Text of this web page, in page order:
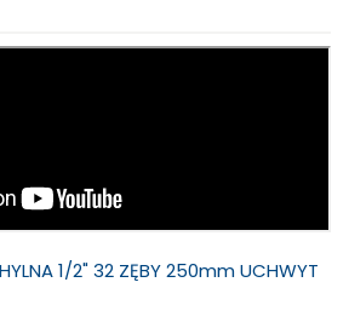
1/2" 32 ZĘBY 250mm UCHWYT